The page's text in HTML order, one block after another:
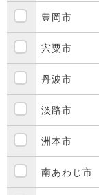
豊岡市
宍粟市
丹波市
淡路市
洲本市
南あわじ市